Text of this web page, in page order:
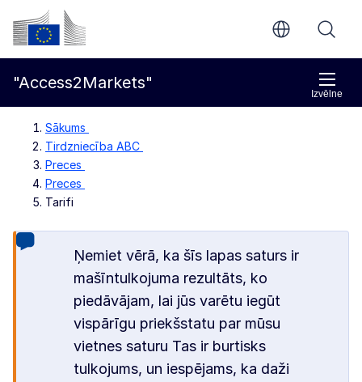
Pāriet uz galveno saturu
Eiropas Komisija
Izvēlne
"Access2Markets"
Sākums
Tirdzniecība ABC
Preces
Preces
Tarifi
Ņemiet vērā, ka šīs lapas saturs ir
mašīntulkojuma rezultāts, ko
piedāvājam, lai jūs varētu iegūt
vispārīgu priekšstatu par mūsu
vietnes saturu Tas ir burtisks
tulkojums, un iespējams, ka daži